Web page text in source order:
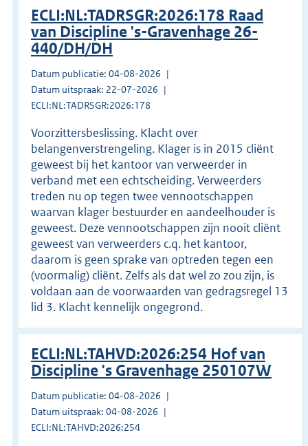
ECLI:NL:TADRSGR:2026:178 Raad
van Discipline 's-Gravenhage 26-
440/DH/DH
Datum publicatie: 04-08-2026
Datum uitspraak: 22-07-2026
ECLI:NL:TADRSGR:2026:178
Voorzittersbeslissing. Klacht over
belangenverstrengeling. Klager is in 2015 cliënt
geweest bij het kantoor van verweerder in
verband met een echtscheiding. Verweerders
treden nu op tegen twee vennootschappen
waarvan klager bestuurder en aandeelhouder is
geweest. Deze vennootschappen zijn nooit cliënt
geweest van verweerders c.q. het kantoor,
daarom is geen sprake van optreden tegen een
(voormalig) cliënt. Zelfs als dat wel zo zou zijn, is
voldaan aan de voorwaarden van gedragsregel 13
lid 3. Klacht kennelijk ongegrond.
ECLI:NL:TAHVD:2026:254 Hof van
Discipline 's Gravenhage 250107W
Datum publicatie: 04-08-2026
Datum uitspraak: 04-08-2026
ECLI:NL:TAHVD:2026:254